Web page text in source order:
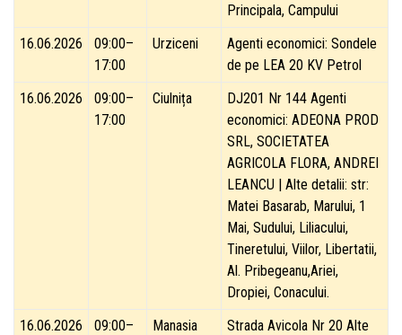
Principala, Campului
16.06.2026
09:00–
17:00
Urziceni
Agenti economici: Sondele
de pe LEA 20 KV Petrol
16.06.2026
09:00–
17:00
Ciulnița
DJ201 Nr 144 Agenti
economici: ADEONA PROD
SRL, SOCIETATEA
AGRICOLA FLORA, ANDREI
LEANCU | Alte detalii: str:
Matei Basarab, Marului, 1
Mai, Sudului, Liliacului,
Tineretului, Viilor, Libertatii,
Al. Pribegeanu,Ariei,
Dropiei, Conacului.
16.06.2026
09:00–
Manasia
Strada Avicola Nr 20 Alte